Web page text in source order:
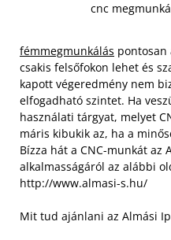
cnc
fémmegmunkálás pontosan
csakis felsőfokon lehet és
kapott végeredmény nem
elfogadható szintet. Ha
használati tárgyat, melyet
máris kibukik az, ha a
Bízza hát a CNC-munkát az
alkalmasságáról az alábbi
http://www.almasi-s.hu/
Mit tud ajánlani az Almási